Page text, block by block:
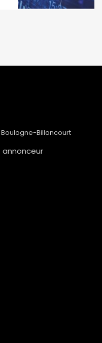
Boulogne-Billancourt